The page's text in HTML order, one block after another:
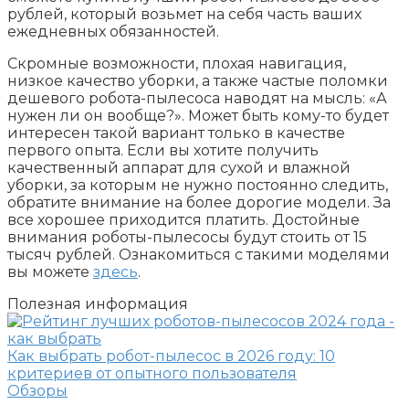
рублей, который возьмет на себя часть ваших
ежедневных обязанностей.
Скромные возможности, плохая навигация,
низкое качество уборки, а также частые поломки
дешевого робота-пылесоса наводят на мысль: «А
нужен ли он вообще?». Может быть кому-то будет
интересен такой вариант только в качестве
первого опыта. Если вы хотите получить
качественный аппарат для сухой и влажной
уборки, за которым не нужно постоянно следить,
обратите внимание на более дорогие модели. За
все хорошее приходится платить. Достойные
внимания роботы-пылесосы будут стоить от 15
тысяч рублей. Ознакомиться с такими моделями
вы можете здесь.
Полезная информация
Как выбрать робот-пылесос в 2026 году: 10
критериев от опытного пользователя
Обзоры